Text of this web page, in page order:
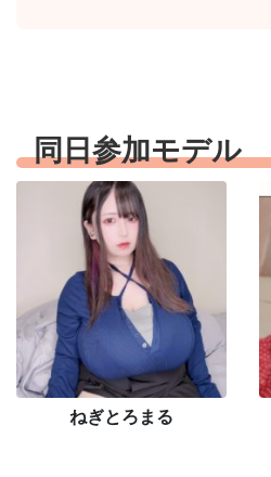
同日参加モデル
ねぎとろまる